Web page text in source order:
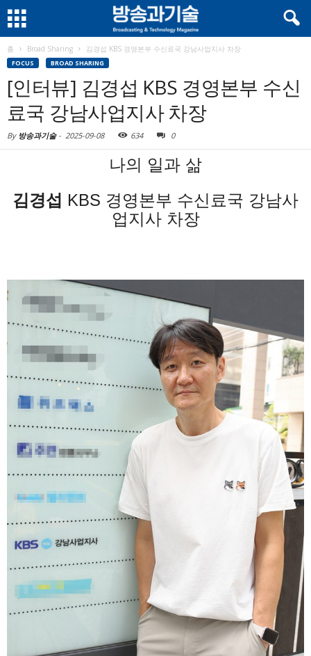
홈 Broad Sharing 김경섭 KBS 경영본부 수신료국 강남사업지사 차장
FOCUS BROAD SHARING
[인터뷰] 김경섭 KBS 경영본부 수신
료국 강남사업지사 차장
By 방송과기술- 2025-09-08 634 0
나의 일과 삶
김경섭 KBS 경영본부 수신료국 강남사
업지사 차장